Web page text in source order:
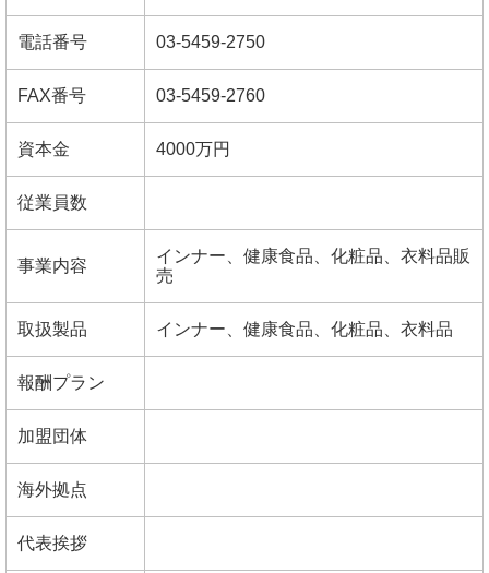
電話番号 03-5459-2750
FAX番号 03-5459-2760
資本金 4000万円
従業員数
事業内容
インナー、健康食品、化粧品、衣料品販
売
取扱製品 インナー、健康食品、化粧品、衣料品
報酬プラン
加盟団体
海外拠点
代表挨拶